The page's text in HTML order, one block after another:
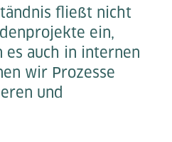
fließt nicht
ein,
auch in internen
wir Prozesse
und